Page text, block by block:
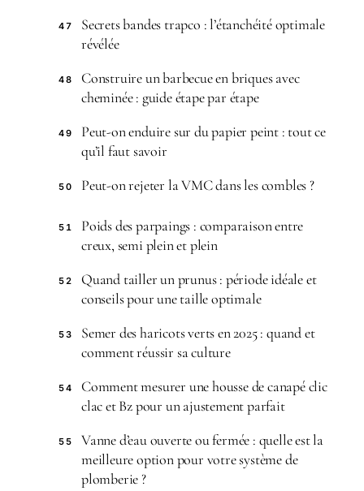
47
Secrets bandes trapco : l’étanchéité optimale
révélée
48
Construire un barbecue en briques avec
cheminée : guide étape par étape
49
Peut-on enduire sur du papier peint : tout ce
qu’il faut savoir
50 Peut-on rejeter la VMC dans les combles ?
51
Poids des parpaings : comparaison entre
creux, semi plein et plein
52
Quand tailler un prunus : période idéale et
conseils pour une taille optimale
53
Semer des haricots verts en 2025 : quand et
comment réussir sa culture
54
Comment mesurer une housse de canapé clic
clac et Bz pour un ajustement parfait
55
Vanne d’eau ouverte ou fermée : quelle est la
meilleure option pour votre système de
plomberie ?